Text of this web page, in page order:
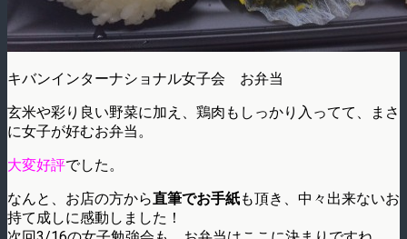
キバンインターナショナル女子会 お弁当
玄米や彩り良い野菜に加え、鶏肉もしっかり入ってて、まさ
に女子が好むお弁当。
大変好評でした。
なんと、お店の方から直筆でお手紙も頂き、中々出来ないお
持て成しに感動しました！